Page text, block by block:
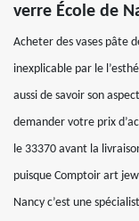
verre École de
Acheter des vases pâte
inexplicable par le
aussi de savoir son
demander votre prix
le 33370 avant la
puisque Comptoir art
Nancy c’est une